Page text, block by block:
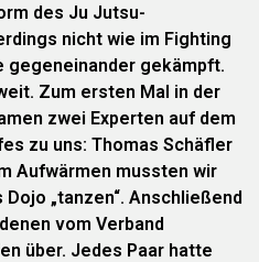
des Ju Jutsu-
nicht wie im Fighting
gegeneinander gekämpft.
Zum ersten Mal in der
zwei Experten auf dem
zu uns: Thomas Schäfler
Aufwärmen mussten wir
„tanzen“. Anschließend
vom Verband
über. Jedes Paar hatte